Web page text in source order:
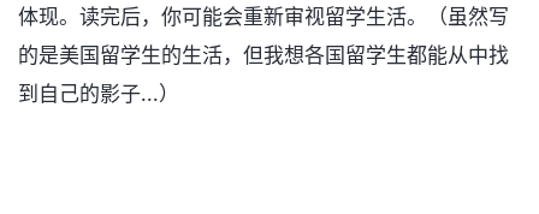
体现。读完后，你可能会重新审视留学生活。（虽然写
的是美国留学生的生活，但我想各国留学生都能从中找
到自己的影子...）